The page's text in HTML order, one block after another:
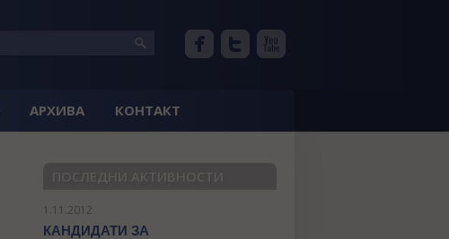
АРХИВА КОНТАКТ
ПОСЛЕДНИ АКТИВНОСТИ
1.11.2012
КАНДИДАТИ ЗА